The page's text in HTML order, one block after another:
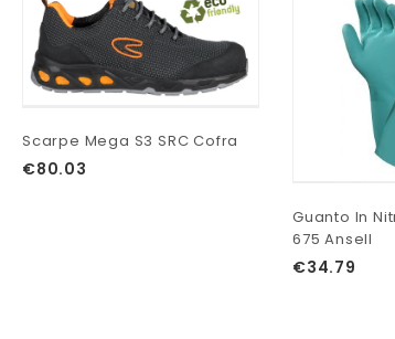
Scarpe Mega S3 SRC Cofra
€80.03
Guanto In
675 Ansell
€34.79